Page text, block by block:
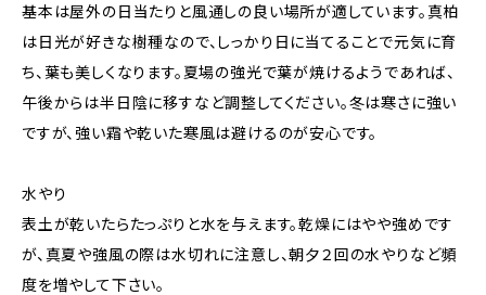
基本は屋外の日当たりと風通しの良い場所が適しています。真柏
は日光が好きな樹種なので、しっかり日に当てることで元気に育
ち、葉も美しくなります。夏場の強光で葉が焼けるようであれば、
午後からは半日陰に移すなど調整してください。冬は寒さに強い
ですが、強い霜や乾いた寒風は避けるのが安心です。
水やり
表土が乾いたらたっぷりと水を与えます。乾燥にはやや強めです
が、真夏や強風の際は水切れに注意し、朝夕２回の水やりなど頻
度を増やして下さい。